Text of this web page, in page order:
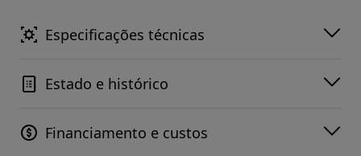
Especificações técnicas
Estado e histórico
Financiamento e custos